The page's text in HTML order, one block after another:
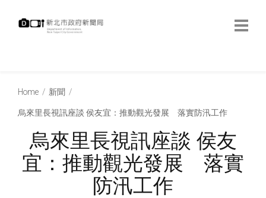
Home 新聞
烏來里長視訊座談 侯友宜：推動觀光發展 落實防汛工作
烏來里長視訊座談 侯友
宜：推動觀光發展 落實
防汛工作